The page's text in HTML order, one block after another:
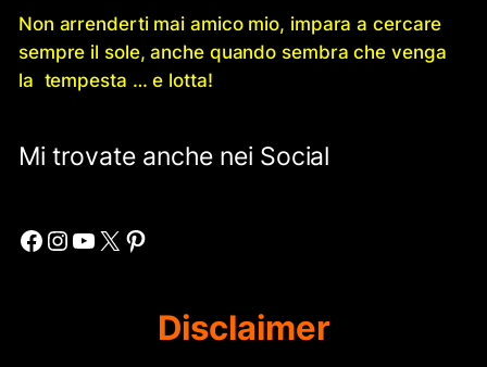
Non arrenderti mai amico mio, impara a cercare
sempre il sole, anche quando sembra che venga
la tempesta … e lotta!
Mi trovate anche nei Social
Facebook Instagram YouTube X Pinterest
Disclaimer